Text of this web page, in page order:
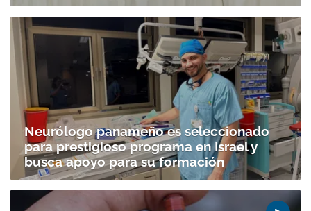
Neurólogo panameño es seleccionado
para prestigioso programa en Israel y
busca apoyo para su formación